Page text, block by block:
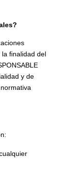
finalidad del
y de